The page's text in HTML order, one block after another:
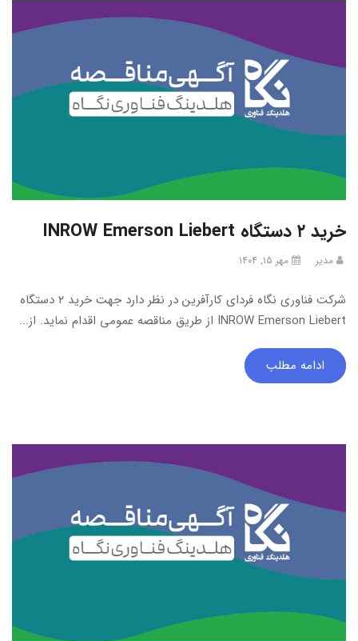
خرید ۲ دستگاه INROW Emerson Liebert
مدیر مهر ۱۵, ۱۴۰۴
شرکت فناوری نگاه فردای کارآفرین در نظر دارد جهت خرید ۲ دستگاه
INROW Emerson Liebert از طریق مناقصه عمومی اقدام نماید. از...
ادامه مطلب